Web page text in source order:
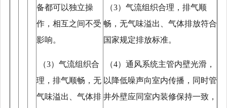
备都可以独立操
作，相互之间不受
影响。
（3）气流组织合
理，排气顺畅，无
气味溢出、气体排
（3）气流组织合理，排气顺
畅，无气味溢出、气体排放符合
国家规定排放标准。
（4）通风系统主管内壁光滑，
以降低噪声向室内传播，同时管
井外壁应同室内装修保持一致，